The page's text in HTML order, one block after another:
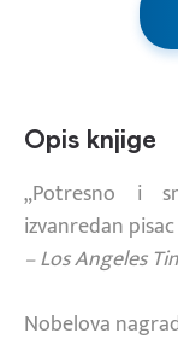
Opis knjige
„Potresno i
izvanredan
– Los Angeles
Nobelova